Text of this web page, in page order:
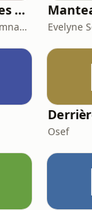
Légendes pour les Somnambules - Mythes et Histoires pour dormir
Légendes pour les somnambules Evelyne
Osef